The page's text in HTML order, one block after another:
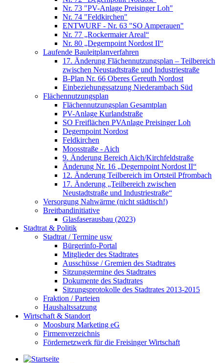
Nr. 73 "PV-Anlage Preisinger Loh"
Nr. 74 "Feldkirchen"
ENTWURF - Nr. 63 "SO Amperauen"
Nr. 77 „Rockermaier Areal“
Nr. 80 „Degernpoint Nordost II“
Laufende Bauleitplanverfahren
17. Änderung Flächennutzungsplan – Teilbereich
zwischen Neustadtstraße und Industriestraße
B-Plan Nr. 66 Oberes Gereuth Nordost
Einbeziehungssatzung Niederambach Süd
Flächennutzungsplan
Flächennutzungsplan Gesamtplan
PV-Anlage Kurlandstraße
SO Freiflächen PV­Anlage Preisinger Loh
Degernpoint Nordost
Feldkirchen
Moosstraße - Aich
9. Änderung Bereich Aich/Kirchfeldstraße
Änderung Nr. 16 „Degernpoint Nordost II“
12. Änderung Teilbereich im Ortsteil Pfrombach
17. Änderung „Teilbereich zwischen
Neustadtstraße und Industriestraße“
Versorgung Nahwärme (nicht städtisch!)
Breitbandinitiative
Glasfaserausbau (2023)
Stadtrat & Politik
Stadtrat / Termine usw
Bürgerinfo-Portal
Mitglieder des Stadtrates
Ausschüsse / Gremien des Stadtrates
Sitzungstermine des Stadtrates
Dokumente des Stadtrates
Sitzungsprotokolle des Stadtrates 2013-2015
Fraktion / Parteien
Haushaltssatzung
Wirtschaft & Standort
Moosburg Marketing eG
Firmenverzeichnis
Fördernetzwerk für die Freisinger Wirtschaft